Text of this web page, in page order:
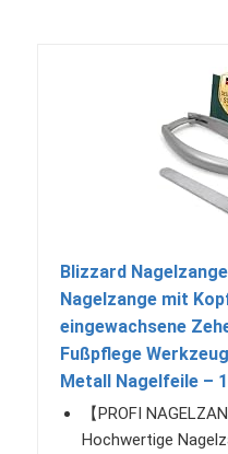
Blizzard
Nagelzange mit
eingewachsene
Fußpflege
Metall Nagelfeile –
【PROFI
Hochwertige